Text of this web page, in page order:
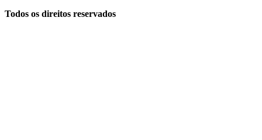
Todos os direitos reservados